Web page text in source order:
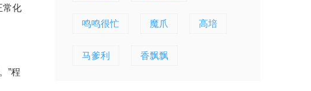
常化
”程
鸣鸣很忙 魔爪 高培
马爹利 香飘飘